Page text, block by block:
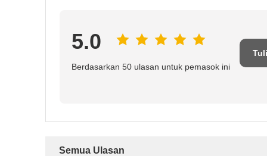
5.0
Berdasarkan 50 ulasan untuk pemasok ini
Semua Ulasan